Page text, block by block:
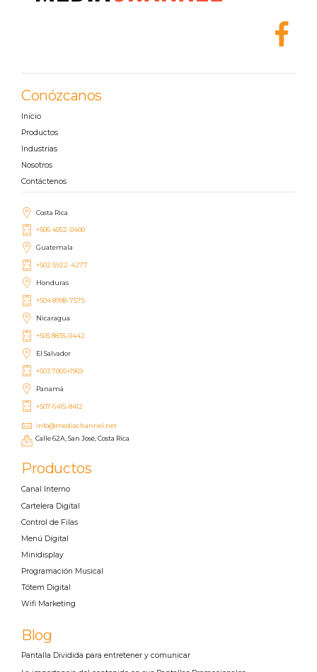
Conózcanos
Inicio
Productos
Industrias
Nosotros
Contáctenos
Costa Rica
+506 4052-0400
Guatemala
+502 5922-4277
Honduras
+504 8998-7575
Nicaragua
+505 8835-0442
El Salvador
+503 7005+1969
Panamá
+507 6415-8412
info@mediachannel.net
Calle 62A, San José, Costa Rica
Productos
Canal Interno
Cartelera Digital
Control de Filas
Menú Digital
Minidisplay
Programación Musical
Tótem Digital
Wifi Marketing
Blog
Pantalla Dividida para entretener y comunicar